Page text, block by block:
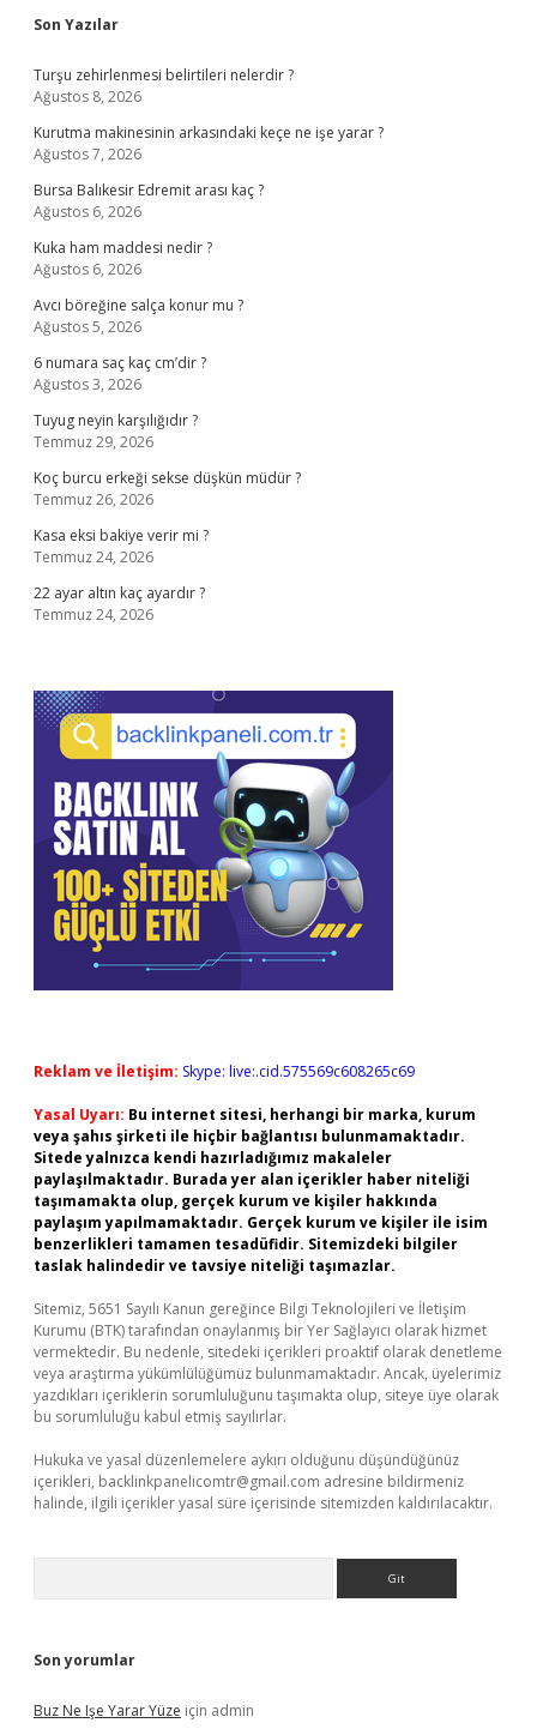
Sidebar
Son Yazılar
Turşu zehirlenmesi belirtileri nelerdir ?
Ağustos 8, 2026
Kurutma makinesinin arkasındaki keçe ne işe yarar ?
Ağustos 7, 2026
Bursa Balıkesir Edremit arası kaç ?
Ağustos 6, 2026
Kuka ham maddesi nedir ?
Ağustos 6, 2026
Avcı böreğine salça konur mu ?
Ağustos 5, 2026
6 numara saç kaç cm’dir ?
Ağustos 3, 2026
Tuyug neyin karşılığıdır ?
Temmuz 29, 2026
Koç burcu erkeği sekse düşkün müdür ?
Temmuz 26, 2026
Kasa eksi bakiye verir mi ?
Temmuz 24, 2026
22 ayar altın kaç ayardır ?
Temmuz 24, 2026
Reklam ve İletişim: Skype: live:.cid.575569c608265c69
Yasal Uyarı: Bu internet sitesi, herhangi bir marka, kurum
veya şahıs şirketi ile hiçbir bağlantısı bulunmamaktadır.
Sitede yalnızca kendi hazırladığımız makaleler
paylaşılmaktadır. Burada yer alan içerikler haber niteliği
taşımamakta olup, gerçek kurum ve kişiler hakkında
paylaşım yapılmamaktadır. Gerçek kurum ve kişiler ile isim
benzerlikleri tamamen tesadüfidir. Sitemizdeki bilgiler
taslak halindedir ve tavsiye niteliği taşımazlar.
Sitemiz, 5651 Sayılı Kanun gereğince Bilgi Teknolojileri ve İletişim
Kurumu (BTK) tarafından onaylanmış bir Yer Sağlayıcı olarak hizmet
vermektedir. Bu nedenle, sitedeki içerikleri proaktif olarak denetleme
veya araştırma yükümlülüğümüz bulunmamaktadır. Ancak, üyelerimiz
yazdıkları içeriklerin sorumluluğunu taşımakta olup, siteye üye olarak
bu sorumluluğu kabul etmiş sayılırlar.
Hukuka ve yasal düzenlemelere aykırı olduğunu düşündüğünüz
içerikleri, backlinkpanelicomtr@gmail.com adresine bildirmeniz
halinde, ilgili içerikler yasal süre içerisinde sitemizden kaldırılacaktır.
Son yorumlar
Buz Ne Işe Yarar Yüze için admin